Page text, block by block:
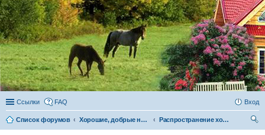
Ссылки FAQ Вход
Список форумов Хорошие, добрые новости и их распространение в обществе
Распространение хорошей и полезной информации в обществе. Деятельность со СМИ